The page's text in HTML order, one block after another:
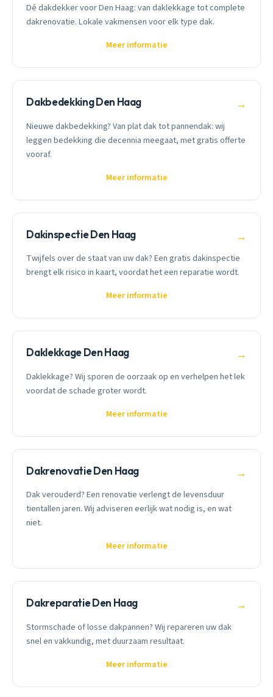
Dé dakdekker voor Den Haag: van daklekkage tot complete
dakrenovatie. Lokale vakmensen voor elk type dak.
Meer informatie
Dakbedekking Den Haag →
Nieuwe dakbedekking? Van plat dak tot pannendak: wij
leggen bedekking die decennia meegaat, met gratis offerte
vooraf.
Meer informatie
Dakinspectie Den Haag →
Twijfels over de staat van uw dak? Een gratis dakinspectie
brengt elk risico in kaart, voordat het een reparatie wordt.
Meer informatie
Daklekkage Den Haag →
Daklekkage? Wij sporen de oorzaak op en verhelpen het lek
voordat de schade groter wordt.
Meer informatie
Dakrenovatie Den Haag →
Dak verouderd? Een renovatie verlengt de levensduur
tientallen jaren. Wij adviseren eerlijk wat nodig is, en wat
niet.
Meer informatie
Dakreparatie Den Haag →
Stormschade of losse dakpannen? Wij repareren uw dak
snel en vakkundig, met duurzaam resultaat.
Meer informatie